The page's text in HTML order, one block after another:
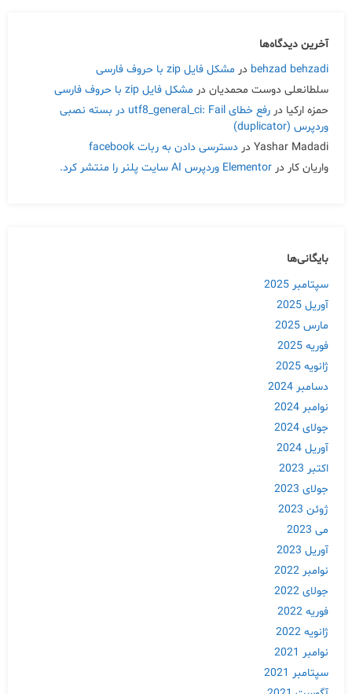
آخرین دیدگاه‌ها
behzad behzadi در مشکل فایل zip با حروف فارسی
سلطانعلی دوست محمدیان در مشکل فایل zip با حروف فارسی
حمزه ارکیا در
رفع خطای utf8_general_ci: Fail در بسته نصبی
وردپرس (duplicator)
Yashar Madadi در دسترسی دادن به ربات facebook
واریان کار در Elementor وردپرس AI سایت پلنر را منتشر کرد.
بایگانی‌ها
سپتامبر 2025
آوریل 2025
مارس 2025
فوریه 2025
ژانویه 2025
دسامبر 2024
نوامبر 2024
جولای 2024
آوریل 2024
اکتبر 2023
جولای 2023
ژوئن 2023
می 2023
آوریل 2023
نوامبر 2022
جولای 2022
فوریه 2022
ژانویه 2022
نوامبر 2021
سپتامبر 2021